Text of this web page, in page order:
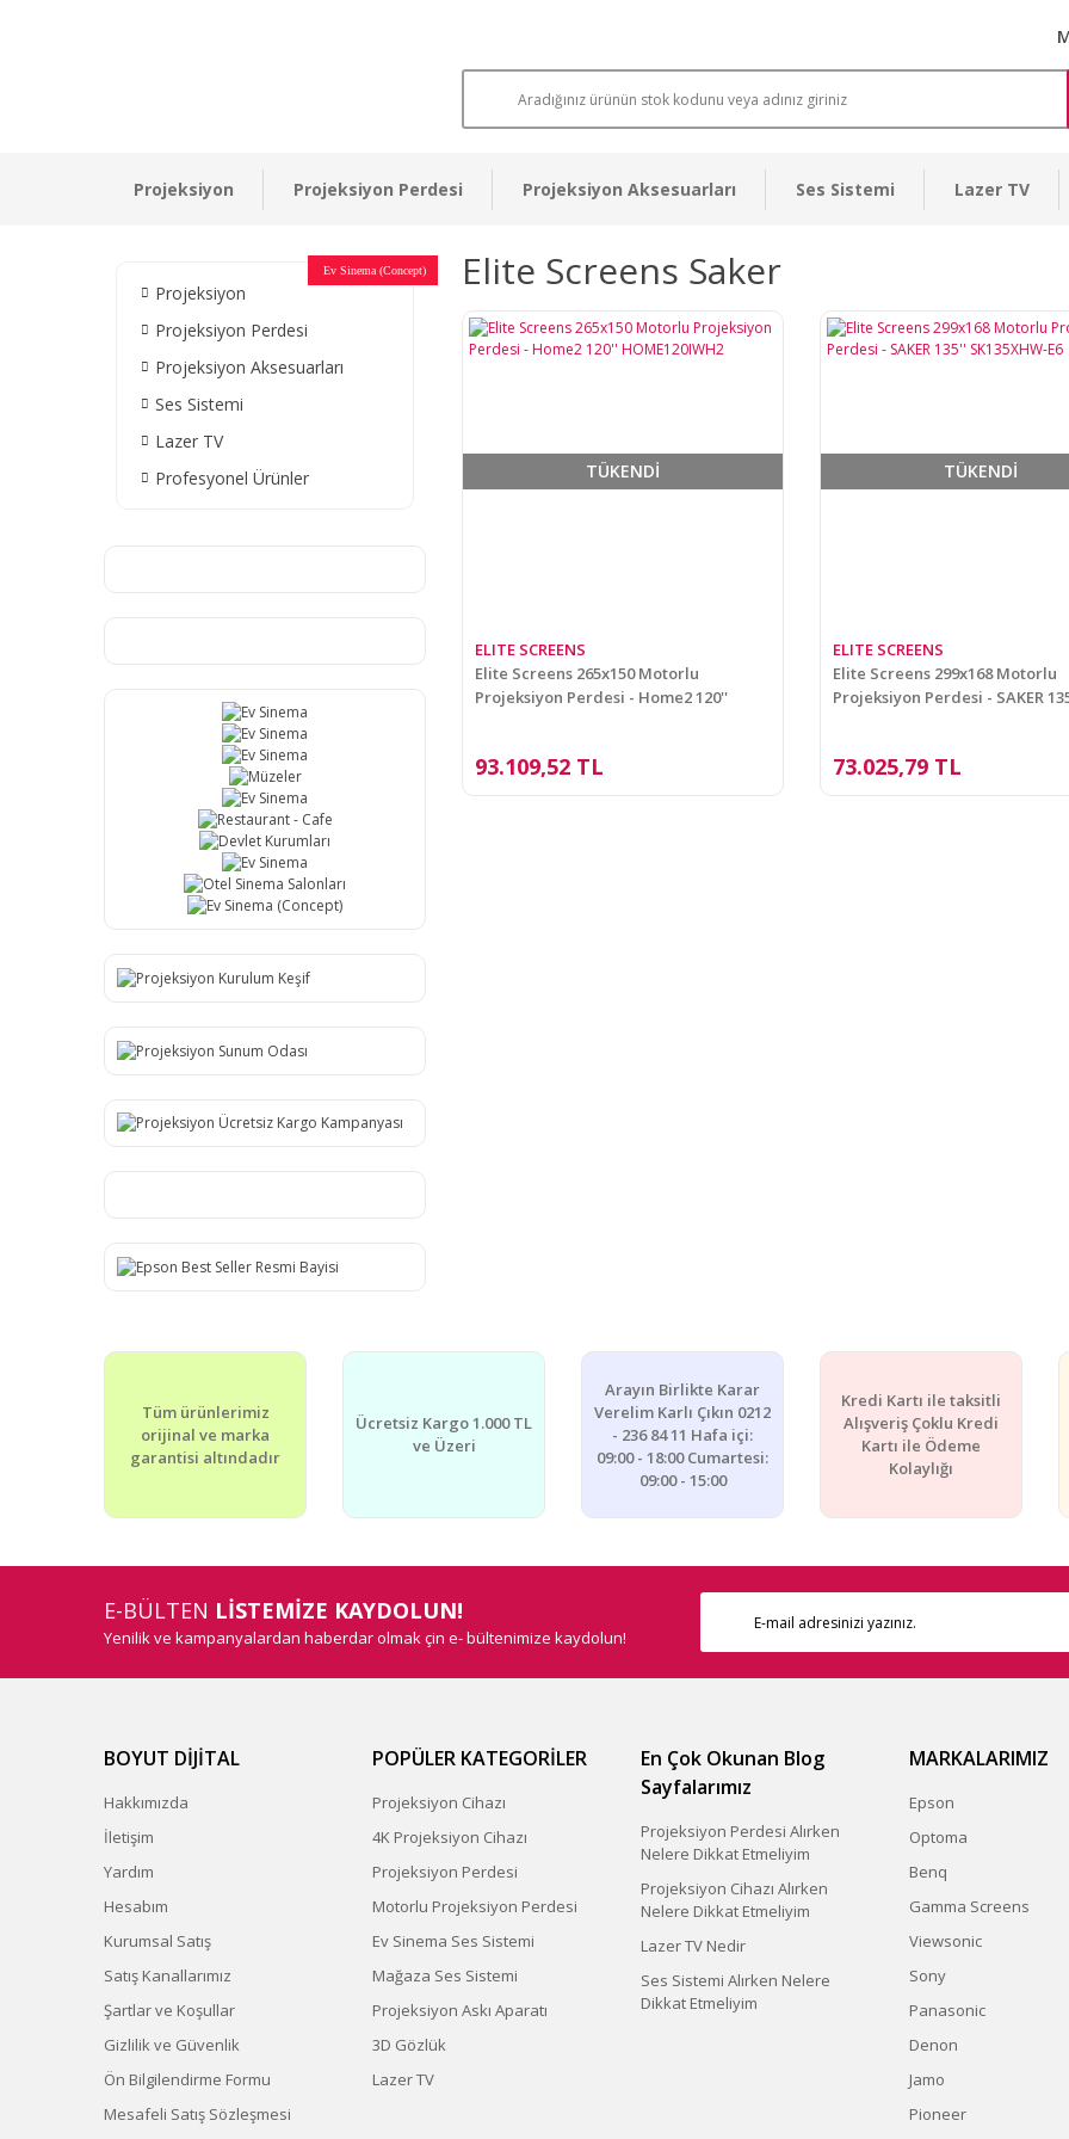
Projeksiyon Projeksiyon Perdesi Projeksiyon Aksesuarları Ses Sistemi Lazer TV
Projeksiyon
Projeksiyon Perdesi
Projeksiyon Aksesuarları
Ses Sistemi
Lazer TV
Profesyonel Ürünler
Ev Sinema
Ev Sinema
Ev Sinema
Müzeler
Ev Sinema
Restaurant - Cafe
Devlet Kurumları
Ev Sinema
Otel Sinema Salonları
Ev Sinema (Concept) Elite Screens Saker
TÜKENDİ
ELITE SCREENS
Elite Screens 265x150 Motorlu
Projeksiyon Perdesi - Home2 120''
93.109,52 TL
TÜKENDİ
ELITE SCREENS
Elite Screens 299x168 Motorlu
Projeksiyon Perdesi - SAKER
73.025,79 TL
Tüm ürünlerimiz
orijinal ve marka
garantisi altındadır
Ücretsiz Kargo 1.000 TL
ve Üzeri
Arayın Birlikte Karar
Verelim Karlı Çıkın 0212
- 236 84 11 Hafa içi:
09:00 - 18:00 Cumartesi:
09:00 - 15:00
Kredi Kartı ile taksitli
Alışveriş Çoklu Kredi
Kartı ile Ödeme
Kolaylığı
E-BÜLTEN LİSTEMİZE KAYDOLUN!
Yenilik ve kampanyalardan haberdar olmak çin e- bültenimize kaydolun!
BOYUT DİJİTAL
Hakkımızda
İletişim
Yardım
Hesabım
Kurumsal Satış
Satış Kanallarımız
Şartlar ve Koşullar
Gizlilik ve Güvenlik
Ön Bilgilendirme Formu
Mesafeli Satış Sözleşmesi
POPÜLER KATEGORİLER
Projeksiyon Cihazı
4K Projeksiyon Cihazı
Projeksiyon Perdesi
Motorlu Projeksiyon Perdesi
Ev Sinema Ses Sistemi
Mağaza Ses Sistemi
Projeksiyon Askı Aparatı
3D Gözlük
Lazer TV
En Çok Okunan Blog
Sayfalarımız
Projeksiyon Perdesi Alırken
Nelere Dikkat Etmeliyim
Projeksiyon Cihazı Alırken
Nelere Dikkat Etmeliyim
Lazer TV Nedir
Ses Sistemi Alırken Nelere
Dikkat Etmeliyim
MARKALARIMIZ
Epson
Optoma
Benq
Gamma Screens
Viewsonic
Sony
Panasonic
Denon
Jamo
Pioneer